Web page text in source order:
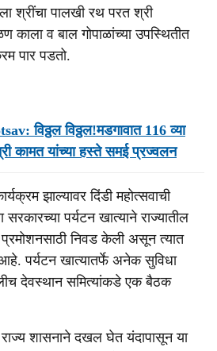
श्रींचा पालखी रथ परत श्री
काला व बाल गोपाळांच्या उपस्थितीत
पार पडतो.
विठ्ठल विठ्ठल!मडगावात 116 व्या
कामत यांच्या हस्ते समई प्रज्वलन
झाल्यावर दिंडी महोत्सवाची
सरकारच्या पर्यटन खात्याने राज्यातील
निवड केली असून त्यात
पर्यटन खात्यातर्फे अनेक सुविधा
देवस्थान समित्यांकडे एक बैठक
राज्य शासनाने दखल घेत यंदापासून या